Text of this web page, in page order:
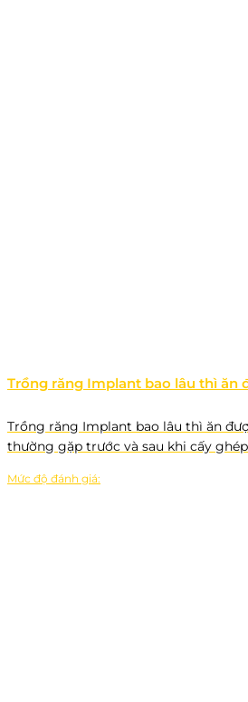
Trồng răng Implant bao lâu thì ăn
Trồng răng Implant bao lâu thì ăn
thường gặp trước và sau khi cấy ghép
Mức độ đánh giá: